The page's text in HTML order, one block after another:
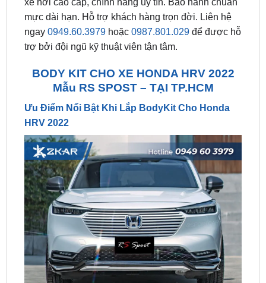
trợ bởi đội ngũ kỹ thuật viên tận tâm.
BODY KIT CHO XE HONDA HRV 2022
Ưu Điểm Nổi Bật Khi Lắp BodyKit Cho Honda
HRV 2022
Ưu Điểm Nổi Bật Khi Lắp BodyKit Cho Honda HRV